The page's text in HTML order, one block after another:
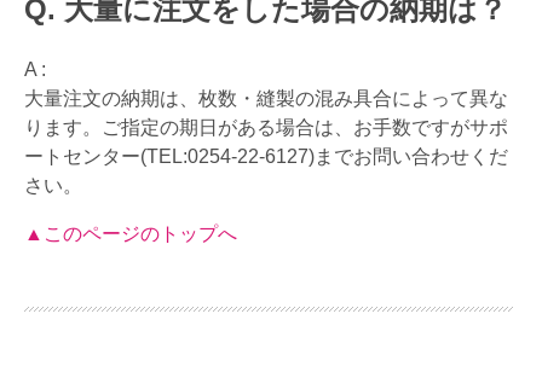
大量に注文をした場合の納期は？
A :
大量注文の納期は、枚数・縫製の混み具合によって異な
ります。ご指定の期日がある場合は、お手数ですがサポ
ートセンター(TEL:0254-22-6127)までお問い合わせくだ
さい。
▲このページのトップへ